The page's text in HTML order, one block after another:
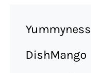
Yummyness
DishMango